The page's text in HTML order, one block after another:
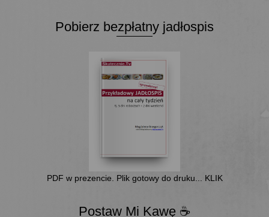
Pobierz bezpłatny jadłospis
PDF w prezencie. Plik gotowy do druku... KLIK
Postaw Mi Kawę ☕